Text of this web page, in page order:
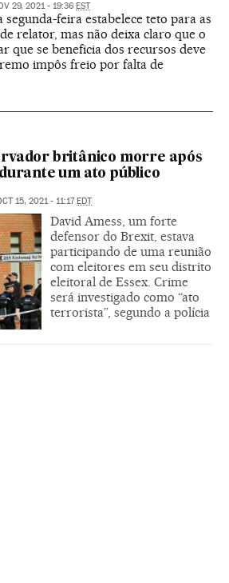
29, 2021 - 19:36 EST
feira estabelece teto para as
relator, mas não deixa claro que o
que se beneficia dos recursos deve
impôs freio por falta de
britânico morre após
um ato público
15, 2021 - 11:17 EDT
David Amess, um forte
defensor do Brexit, estava
participando de uma reunião
com eleitores em seu distrito
eleitoral de Essex. Crime
será investigado como “ato
terrorista”, segundo a polícia